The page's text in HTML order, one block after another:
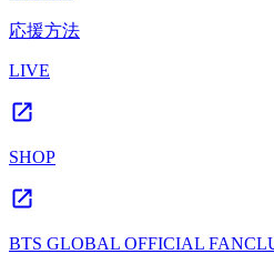
応援方法
LIVE
SHOP
BTS GLOBAL OFFICIAL